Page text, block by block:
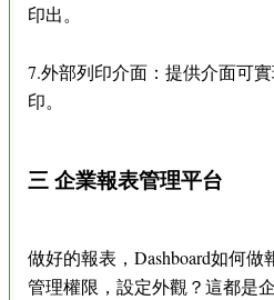
印出。
7.外部列印介面：提供介面可
印。
三 企業報表管理平台
做好的報表，Dashboard如何做
管理權限，設定外觀？這都是